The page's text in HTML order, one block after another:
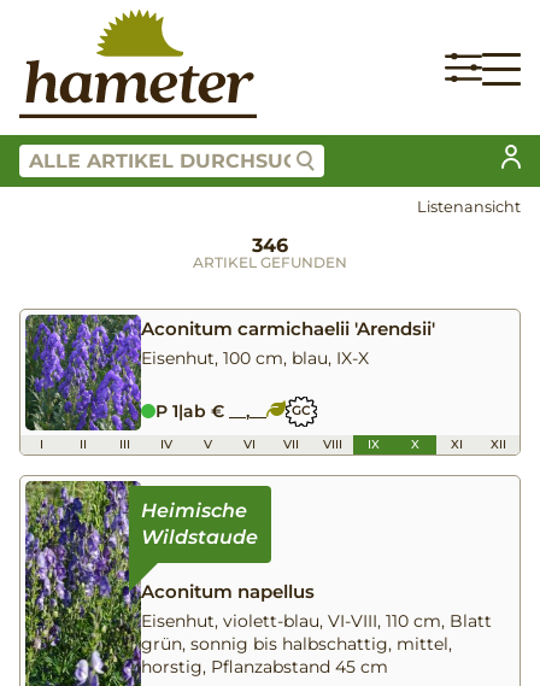
Listenansicht
346
ARTIKEL GEFUNDEN
Aconitum carmichaelii 'Arendsii'
Eisenhut, 100 cm, blau, IX-X
P 1|ab € __,__ GC
I II III IV V VI VII VIII IX X XI XII
Aconitum napellus
Eisenhut, violett-blau, VI-VIII, 110 cm, Blatt
grün, sonnig bis halbschattig, mittel,
horstig, Pflanzabstand 45 cm